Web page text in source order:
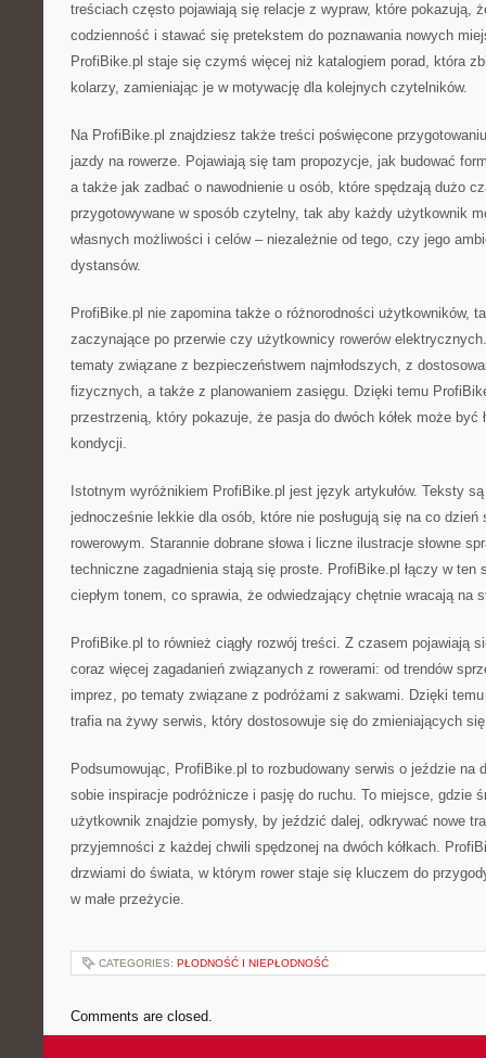
treściach często pojawiają się relacje z wypraw, które pokazują,
codzienność i stawać się pretekstem do poznawania nowych
ProfiBike.pl staje się czymś więcej niż katalogiem porad, która
kolarzy, zamieniając je w motywację dla kolejnych czytelników.
Na ProfiBike.pl znajdziesz także treści poświęcone
jazdy na rowerze. Pojawiają się tam propozycje, jak budować
a także jak zadbać o nawodnienie u osób, które spędzają dużo
przygotowywane w sposób czytelny, tak aby każdy użytkownik
własnych możliwości i celów – niezależnie od tego, czy jego
dystansów.
ProfiBike.pl nie zapomina także o różnorodności użytkowników,
zaczynające po przerwie czy użytkownicy rowerów
tematy związane z bezpieczeństwem najmłodszych, z
fizycznych, a także z planowaniem zasięgu. Dzięki temu
przestrzenią, który pokazuje, że pasja do dwóch kółek może być
kondycji.
Istotnym wyróżnikiem ProfiBike.pl jest język artykułów. Teksty
jednocześnie lekkie dla osób, które nie posługują się na co
rowerowym. Starannie dobrane słowa i liczne ilustracje słowne
techniczne zagadnienia stają się proste. ProfiBike.pl łączy w ten
ciepłym tonem, co sprawia, że odwiedzający chętnie wracają na
ProfiBike.pl to również ciągły rozwój treści. Z czasem pojawiają
coraz więcej zagadanień związanych z rowerami: od trendów
imprez, po tematy związane z podróżami z sakwami. Dzięki
trafia na żywy serwis, który dostosowuje się do zmieniających
Podsumowując, ProfiBike.pl to rozbudowany serwis o jeździe na
sobie inspiracje podróżnicze i pasję do ruchu. To miejsce, gdzie
użytkownik znajdzie pomysły, by jeździć dalej, odkrywać nowe
przyjemności z każdej chwili spędzonej na dwóch kółkach.
drzwiami do świata, w którym rower staje się kluczem do
w małe przeżycie.
CATEGORIES: PŁODNOŚĆ I NIEPŁODNOŚĆ
Comments are closed.